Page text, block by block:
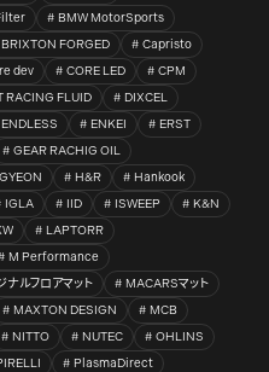
BMW MotorSports
BRIXTON FORGED
Capristo
dev CORE LED
CPM
RACING FLUID
DIXCEL
ENDLESS ENKEI
ERST
GEAR RACHIG OIL
GYEON H&R
Hankook
IGLA IID ISWEEP
K&N
LAPTORR
M Performance
ルフロアマット
MACARSマット
MAXTON DESIGN
MCB
NITTO NUTEC
OHLINS
PlasmaDirect